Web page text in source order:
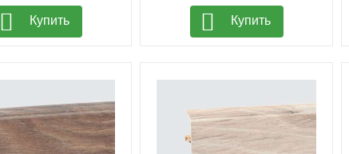
Купить Купить